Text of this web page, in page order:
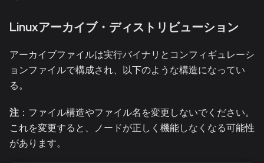
Linuxアーカイブ・ディストリビューション
アーカイブファイルは実行バイナリとコンフィギュレーシ
ョンファイルで構成され、以下のような構造になってい
る。
注 ：ファイル構造やファイル名を変更しないでください。
これを変更すると、ノードが正しく機能しなくなる可能性
があります。